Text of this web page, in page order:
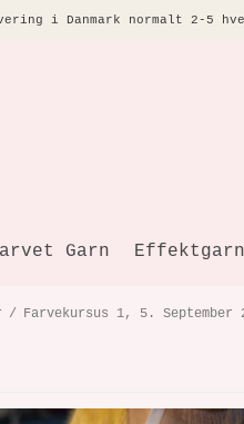
i Danmark normalt 2-5
Garn Effektgarn
/ Farvekursus 1, 5. September